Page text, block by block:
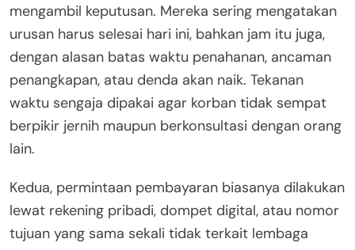
mengambil keputusan. Mereka sering mengatakan
urusan harus selesai hari ini, bahkan jam itu juga,
dengan alasan batas waktu penahanan, ancaman
penangkapan, atau denda akan naik. Tekanan
waktu sengaja dipakai agar korban tidak sempat
berpikir jernih maupun berkonsultasi dengan orang
lain.
Kedua, permintaan pembayaran biasanya dilakukan
lewat rekening pribadi, dompet digital, atau nomor
tujuan yang sama sekali tidak terkait lembaga